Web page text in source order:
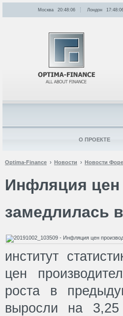
Optima-Finance Новости Новости
Инфляция
замедлилась
институт
цен
роста в
выросли на
Москва 20:48:06 Лондон
О ПРОЕКТЕ